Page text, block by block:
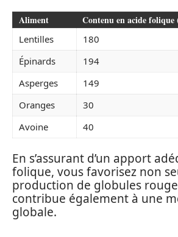
Aliment Contenu en acide folique
Lentilles
180
Épinards
194
Asperges
149
Oranges
30
Avoine
40
En s’assurant d’un apport
folique, vous favorisez non
production de globules
contribue également à une
globale.